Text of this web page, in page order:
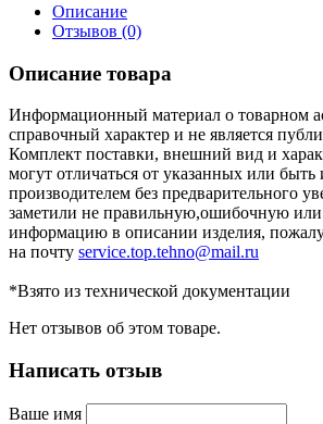
Описание
Отзывов (0)
Описание товара
Информационный материал о товарном
справочный характер и не является
Комплект поставки, внешний вид и
могут отличаться от указанных или
производителем без предварительного
заметили не правильную,ошибочную
информацию в описании изделия,
на почту service.top.tehno@mail.ru
*Взято из технической документации
Нет отзывов об этом товаре.
Написать отзыв
Ваше имя